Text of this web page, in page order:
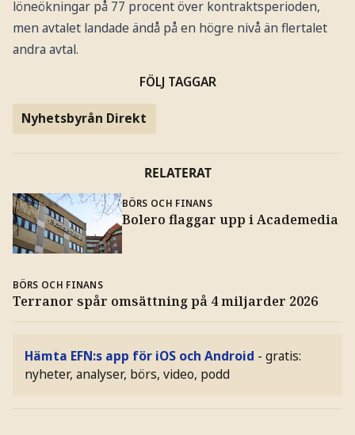
löneökningar på 77 procent över kontraktsperioden,
men avtalet landade ändå på en högre nivå än flertalet
andra avtal.
FÖLJ TAGGAR
Nyhetsbyrån Direkt
RELATERAT
BÖRS OCH FINANS
Bolero flaggar upp i Academedia
BÖRS OCH FINANS
Terranor spår omsättning på 4 miljarder 2026
Hämta EFN:s app för iOS och Android - gratis:
nyheter, analyser, börs, video, podd